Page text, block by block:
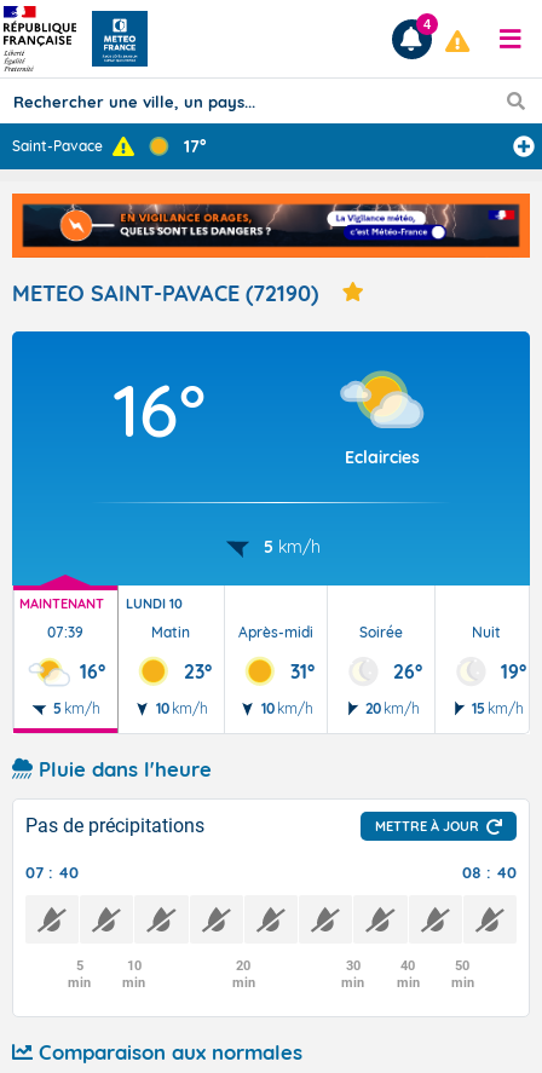
Prévisions
TOUS LES RÉSULTATS
Articles
4
Saint-Pavace 17°
METEO SAINT-PAVACE (72190)
16°
Eclaircies
5 km/h
MAINTENANT
07:39
16°
5 km/h
LUNDI 10
Matin
23°
10 km/h
Après-midi
31°
10 km/h
Soirée
26°
20 km/h
Nuit
19°
15 km/h
Pluie dans l'heure
Pas de précipitations METTRE À JOUR
07 : 40 08 : 40
5
min
10
min
20
min
30
min
40
min
50
min
Comparaison aux normales